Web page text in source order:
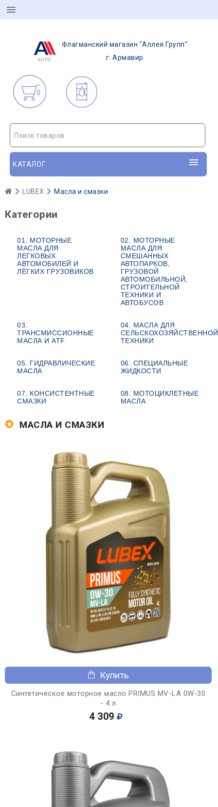
Флагманский магазин "Аллея Групп"
г. Армавир
0
Поиск товаров
КАТАЛОГ
LUBEX Масла и смазки
Категории
01. МОТОРНЫЕ
МАСЛА ДЛЯ
ЛЕГКОВЫХ
АВТОМОБИЛЕЙ И
ЛЁГКИХ ГРУЗОВИКОВ
02. МОТОРНЫЕ
МАСЛА ДЛЯ
СМЕШАННЫХ
АВТОПАРКОВ,
ГРУЗОВОЙ
АВТОМОБИЛЬНОЙ,
СТРОИТЕЛЬНОЙ
ТЕХНИКИ И
АВТОБУСОВ
03.
ТРАНСМИССИОННЫЕ
МАСЛА И ATF
04. МАСЛА ДЛЯ
СЕЛЬСКОХОЗЯЙСТВЕННОЙ
ТЕХНИКИ
05. ГИДРАВЛИЧЕСКИЕ
МАСЛА
06. СПЕЦИАЛЬНЫЕ
ЖИДКОСТИ
07. КОНСИСТЕНТНЫЕ
СМАЗКИ
08. МОТОЦИКЛЕТНЫЕ
МАСЛА
МАСЛА И СМАЗКИ
Купить
Синтетическое моторное масло PRIMUS MV-LA 0W-30
- 4 л
4 309